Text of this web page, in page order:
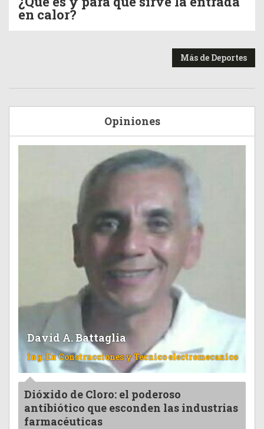
en calor?
Más de Deportes
Opiniones
David A. Battaglia
Ing. En Construcciones y Tecnico electromecanico
Dióxido de Cloro: el poderoso
antibiótico que esconden las industrias
farmacéuticas